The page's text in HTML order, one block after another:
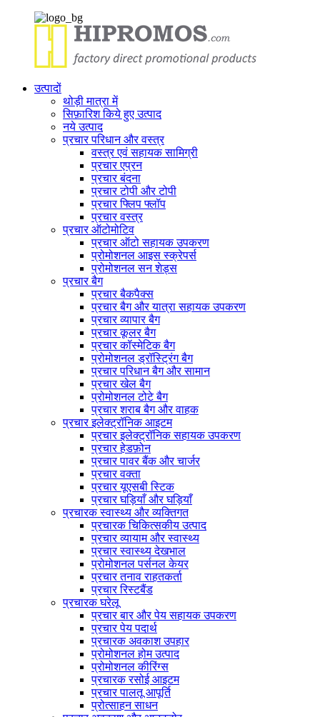
उत्पादों
थोड़ी मात्रा में
सिफ़ारिश किये हुए उत्पाद
नये उत्पाद
प्रचार परिधान और वस्त्र
वस्त्र एवं सहायक सामिग्री
प्रचार एप्रन
प्रचार बंदना
प्रचार टोपी और टोपी
प्रचार फ्लिप फ्लॉप
प्रचार वस्त्र
प्रचार ऑटोमोटिव
प्रचार ऑटो सहायक उपकरण
प्रोमोशनल आइस स्क्रेपर्स
प्रोमोशनल सन शेड्स
प्रचार बैग
प्रचार बैकपैक्स
प्रचार बैग और यात्रा सहायक उपकरण
प्रचार व्यापार बैग
प्रचार कूलर बैग
प्रचार कॉस्मेटिक बैग
प्रोमोशनल ड्रॉस्ट्रिंग बैग
प्रचार परिधान बैग और सामान
प्रचार खेल बैग
प्रोमोशनल टोटे बैग
प्रचार शराब बैग और वाहक
प्रचार इलेक्ट्रॉनिक आइटम
प्रचार इलेक्ट्रॉनिक सहायक उपकरण
प्रचार हेडफ़ोन
प्रचार पावर बैंक और चार्जर
प्रचार वक्ता
प्रचार यूएसबी स्टिक
प्रचार घड़ियाँ और घड़ियाँ
प्रचारक स्वास्थ्य और व्यक्तिगत
प्रचारक चिकित्सकीय उत्पाद
प्रचार व्यायाम और स्वास्थ्य
प्रचार स्वास्थ्य देखभाल
प्रोमोशनल पर्सनल केयर
प्रचार तनाव राहतकर्ता
प्रचार रिस्टबैंड
प्रचारक घरेलू
प्रचार बार और पेय सहायक उपकरण
प्रचार पेय पदार्थ
प्रचारक अवकाश उपहार
प्रोमोशनल होम उत्पाद
प्रोमोशनल कीरिंग्स
प्रचारक रसोई आइटम
प्रचार पालतू आपूर्ति
प्रोत्साहन साधन